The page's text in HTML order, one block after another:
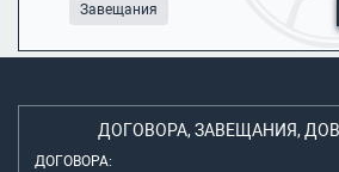
Завещания
ДОГОВОРА, ЗАВЕЩАНИЯ,
ДОГОВОРА: